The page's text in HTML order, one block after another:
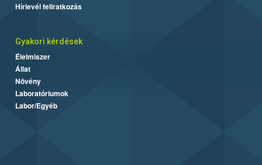
Hírlevél feliratkozás
Gyakori kérdések
Élelmiszer
Állat
Növény
Laboratóriumok
Labor/Egyéb